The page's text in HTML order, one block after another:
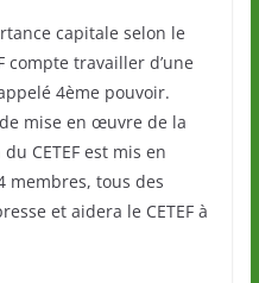
capitale selon le
compte travailler d’une
4ème pouvoir.
mise en œuvre de la
CETEF est mis en
membres, tous des
et aidera le CETEF à